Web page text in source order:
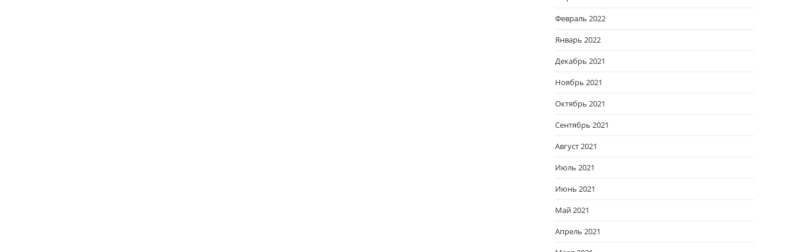
Февраль 2022
Январь 2022
Декабрь 2021
Ноябрь 2021
Октябрь 2021
Сентябрь 2021
Август 2021
Июль 2021
Июнь 2021
Май 2021
Апрель 2021